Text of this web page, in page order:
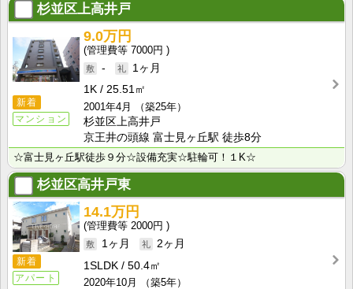
杉並区上高井戸
新着
マンション
9.0万円
7000円
-
1ヶ月
1K
25.51㎡
2001年4月
（築25年）
杉並区上高井戸
京王井の頭線 富士見ヶ丘駅 徒歩8分
☆富士見ヶ丘駅徒歩９分☆設備充実☆駐輪可！１K☆
杉並区高井戸東
新着
アパート
14.1万円
2000円
1ヶ月
2ヶ月
1SLDK
50.4㎡
2020年10月
（築5年）